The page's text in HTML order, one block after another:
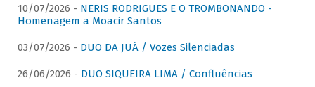
10/07/2026 - NERIS RODRIGUES E O TROMBONANDO -
Homenagem a Moacir Santos
03/07/2026 - DUO DA JUÁ / Vozes Silenciadas
26/06/2026 - DUO SIQUEIRA LIMA / Confluências